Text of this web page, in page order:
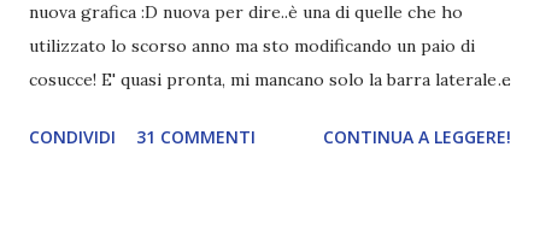
nuova grafica :D nuova per dire..è una di quelle che ho
utilizzato lo scorso anno ma sto modificando un paio di
cosucce! E' quasi pronta, mi mancano solo la barra laterale e
impazzire e.e Un po' mi dispiacerà abbandonare quest
CONDIVIDI 31 COMMENTI CONTINUA A LEGGERE!